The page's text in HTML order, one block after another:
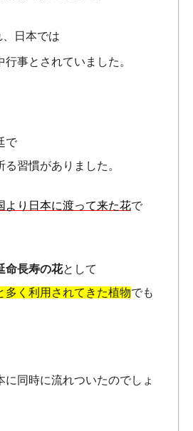
、日本では
事とされていました。
で
習慣がありました。
より日本に渡って来た花で
命長寿の花として
多く利用されてきた植物でも
に同時に流れついたのでしょ